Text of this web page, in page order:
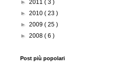
► 2011 ( 3 )
► 2010 ( 23 )
► 2009 ( 25 )
► 2008 ( 6 )
Post più popolari